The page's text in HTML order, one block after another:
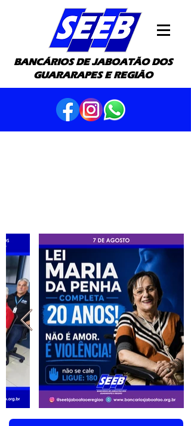
BANCÁRIOS DE JABOATÃO DOS
GUARARAPES E REGIÃO